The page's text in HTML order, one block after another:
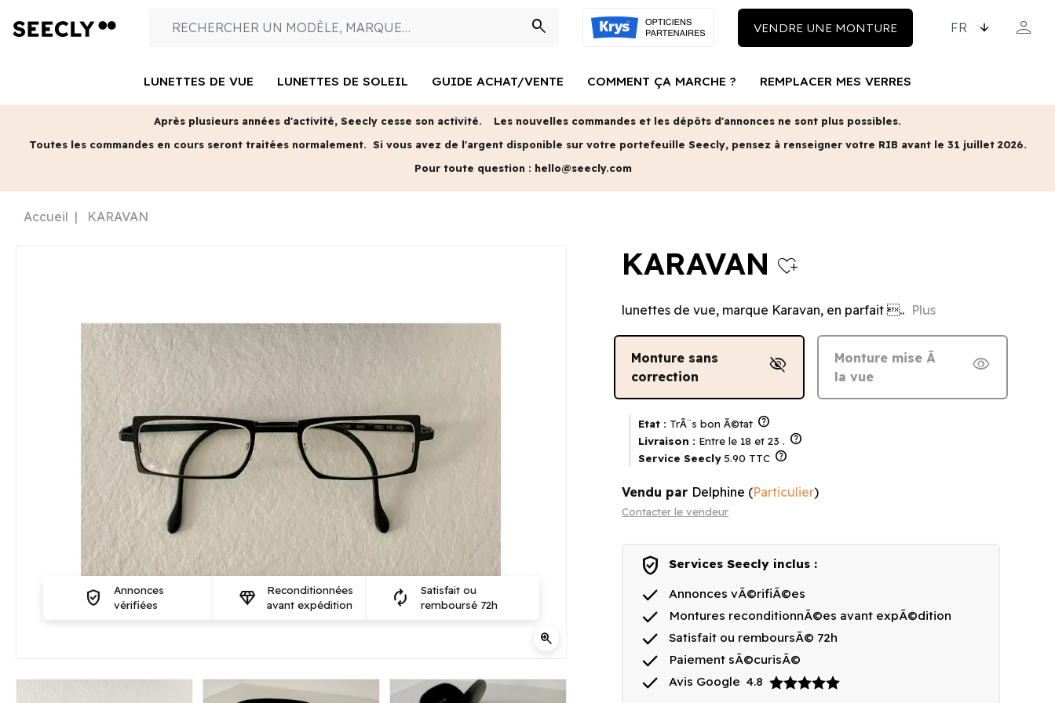
search VENDRE UNE MONTURE person
LUNETTES DE VUE LUNETTES DE SOLEIL GUIDE ACHAT/VENTE COMMENT ÇA MARCHE ? REMPLACER MES VERRES
Après plusieurs années d'activité, Seecly cesse son activité.
Les nouvelles commandes et les dépôts d'annonces ne sont plus possibles.
Toutes les commandes en cours seront traitées normalement. Si vous avez de l'argent disponible sur votre portefeuille Seecly, pensez à renseigner votre RIB avant le 31 juillet 2026.
Pour toute question : hello@seecly.com
Accueil KARAVAN
zoom_in
verified_user
Annonces
vérifiées
diamond
Reconditionnées
avant expédition
autorenew
Satisfait ou
remboursé 72h
KARAVAN heart_plus
lunettes de vue, marque Karavan, en parfait .. Plus
Monture sans
correction
visibility_off
Monture mise Ã
la vue
visibility
Etat : TrÃ¨s bon Ã©tat help
Livraison : Entre le 18 et 23 . help
Service Seecly 5.90 TTC help
Vendu par Delphine (Particulier)
Contacter le vendeur
verified_user Services Seecly inclus :
done Annonces vÃ©rifiÃ©es
done Montures reconditionnÃ©es avant expÃ©dition
done Satisfait ou remboursÃ© 72h
done Paiement sÃ©curisÃ©
done Avis Google4.8